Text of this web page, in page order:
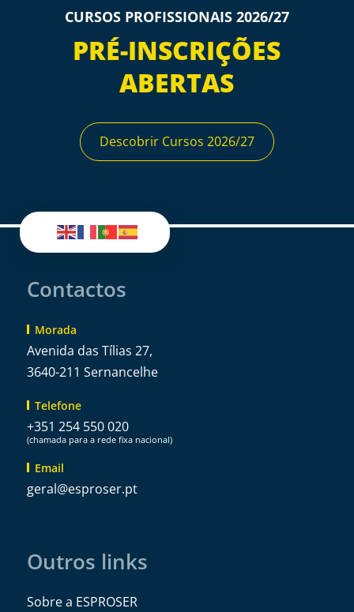
CURSOS PROFISSIONAIS 2026/27
PRÉ-INSCRIÇÕES
ABERTAS
Descobrir Cursos 2026/27
Contactos
Morada
Avenida das Tílias 27,
3640-211 Sernancelhe
Telefone
+351 254 550 020
(chamada para a rede fixa nacional)
Email
tp.resorpse
@lareg
Outros links
Sobre a ESPROSER